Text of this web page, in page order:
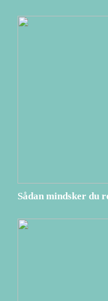
Sådan mindsker du